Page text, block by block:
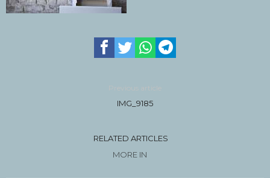
Previous article
IMG_9185
RELATED ARTICLES
MORE IN